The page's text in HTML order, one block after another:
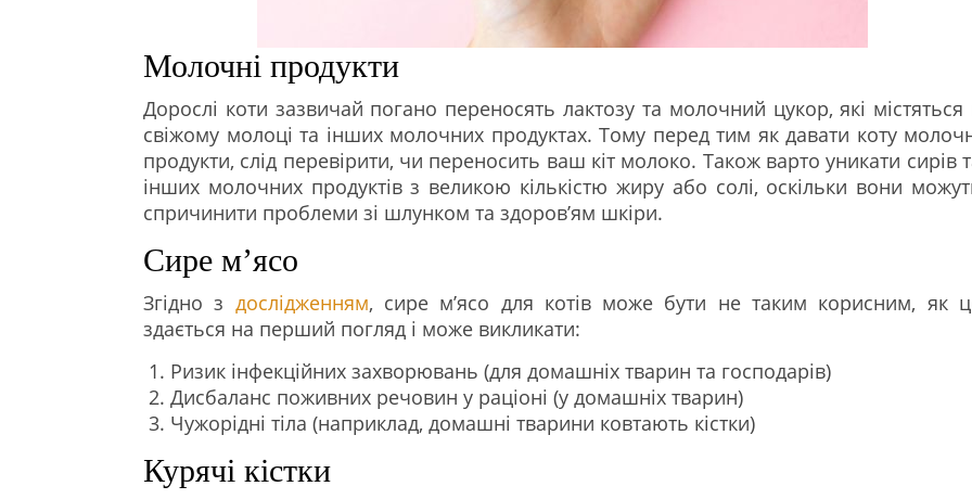
Молочні продукти
Дорослі коти зазвичай погано переносять лактозу та молочний цукор, які містяться
свіжому молоці та інших молочних продуктах. Тому перед тим як давати коту
продукти, слід перевірити, чи переносить ваш кіт молоко. Також варто уникати сирів
інших молочних продуктів з великою кількістю жиру або солі, оскільки вони
спричинити проблеми зі шлунком та здоров’ям шкіри.
Сире м’ясо
Згідно з дослідженням, сире м’ясо для котів може бути не таким корисним, як
здається на перший погляд і може викликати:
Ризик інфекційних захворювань (для домашніх тварин та господарів)
Дисбаланс поживних речовин у раціоні (у домашніх тварин)
Чужорідні тіла (наприклад, домашні тварини ковтають кістки)
Курячі кістки